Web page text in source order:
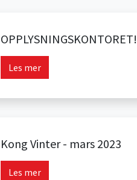
OPPLYSNINGSKONTORET!
Les mer
Kong Vinter - mars 2023
Les mer